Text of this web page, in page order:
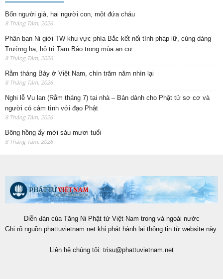
Bốn người già, hai người con, một đứa cháu
8 Tháng Tám, 2026
Phân ban Ni giới TW khu vực phía Bắc kết nối tình pháp lữ, cúng dàng
Trường hạ, hộ trì Tam Bảo trong mùa an cư
8 Tháng Tám, 2026
Rằm tháng Bảy ở Việt Nam, chín trăm năm nhìn lại
8 Tháng Tám, 2026
Nghi lễ Vu lan (Rằm tháng 7) tại nhà – Bản dành cho Phật tử sơ cơ và
người có cảm tình với đạo Phật
8 Tháng Tám, 2026
Bông hồng ấy mới sáu mươi tuổi
8 Tháng Tám, 2026
Diễn đàn của Tăng Ni Phật tử Việt Nam trong và ngoài nước
Ghi rõ nguồn phattuvietnam.net khi phát hành lại thông tin từ website này.
Liên hệ chúng tôi: trisu@phattuvietnam.net